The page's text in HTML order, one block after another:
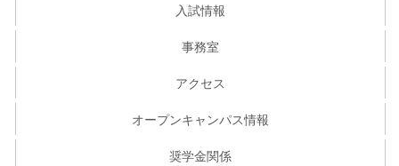
入試情報
事務室
アクセス
オープンキャンパス情報
奨学金関係